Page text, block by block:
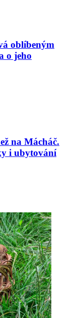
oblíbeným
o jeho
na Mácháč.
i ubytování